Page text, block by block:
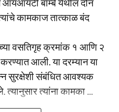
कामकाज तात्काळ बंद
वसतिगृह क्रमांक १ आणि २
आली. या दरम्यान या
सुरक्षेशी संबंधित आवश्यक
त्यांना कामका ...